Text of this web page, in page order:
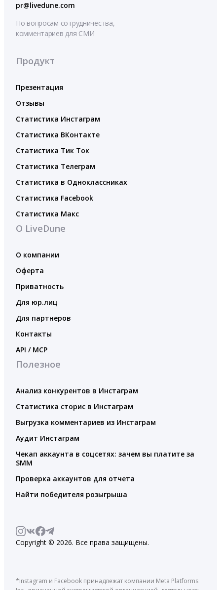
pr@livedune.com
По вопросам сотрудничества,
комментариев для СМИ
Продукт
Презентация
Отзывы
Статистика Инстаграм
Статистика ВКонтакте
Статистика Тик Ток
Статистика Телеграм
Статистика в Одноклассниках
Статистика Facebook
Статистика Макс
О LiveDune
О компании
Оферта
Приватность
Для юр.лиц
Для партнеров
Контакты
API / MCP
Полезное
Анализ конкурентов в Инстаграм
Статистика сторис в Инстаграм
Выгрузка комментариев из Инстаграм
Аудит Инстаграм
Чекап аккаунта в соцсетях: зачем вы платите за
SMM
Проверка аккаунтов для отчета
Найти победителя розыгрыша
Copyright © 2026. Все права защищены.
*Instagram и Facebook принадлежат компании Meta Platforms